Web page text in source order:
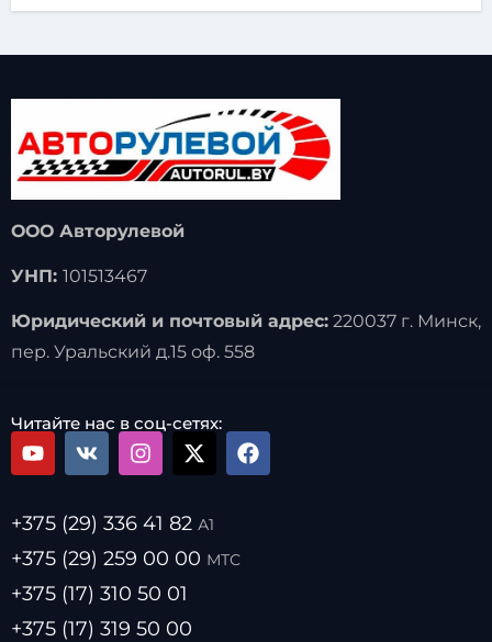
ООО Авторулевой
УНП: 101513467
Юридический и почтовый адрес:220037 г. Минск,
пер. Уральский д.15 оф. 558
Читайте нас в соц-сетях:
+375 (29) 336 41 82 А1
+375 (29) 259 00 00 МТС
+375 (17) 310 50 01
+375 (17) 319 50 00